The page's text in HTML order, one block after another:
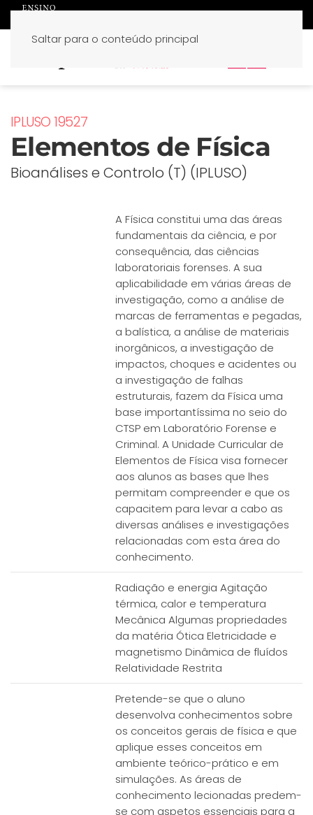
Saltar para o conteúdo principal
IPLUSO 19527
Elementos de Física
Bioanálises e Controlo (T) (IPLUSO)
A Física constitui uma das áreas
fundamentais da ciência, e por
consequência, das ciências
laboratoriais forenses. A sua
aplicabilidade em várias áreas de
investigação, como a análise de
marcas de ferramentas e pegadas,
a balística, a análise de materiais
inorgânicos, a investigação de
impactos, choques e acidentes ou
a investigação de falhas
estruturais, fazem da Física uma
base importantíssima no seio do
CTSP em Laboratório Forense e
Criminal. A Unidade Curricular de
Elementos de Física visa fornecer
aos alunos as bases que lhes
permitam compreender e que os
capacitem para levar a cabo as
diversas análises e investigações
relacionadas com esta área do
conhecimento.
Radiação e energia Agitação
térmica, calor e temperatura
Mecânica Algumas propriedades
da matéria Ótica Eletricidade e
magnetismo Dinâmica de fluídos
Relatividade Restrita
Pretende-se que o aluno
desenvolva conhecimentos sobre
os conceitos gerais de física e que
aplique esses conceitos em
ambiente teórico-prático e em
simulações. As áreas de
conhecimento lecionadas predem-
se com aspetos essenciais para a